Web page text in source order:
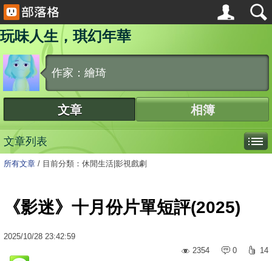
玩味人生，琪幻年華
作家：繪琦
文章 相簿
文章列表
所有文章 / 目前分類：休閒生活|影視戲劇
《影迷》十月份片單短評(2025)
2025/10/28 23:42:59
2354
0 14